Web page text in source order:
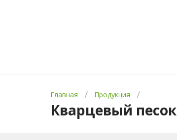
Главная Продукция
Кварцевый песок